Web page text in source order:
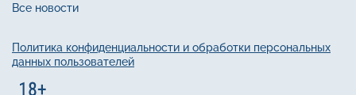
Все новости
Политика конфиденциальности и обработки персональных
данных пользователей